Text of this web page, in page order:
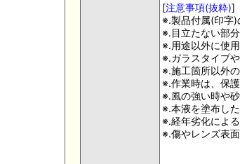
[注意事項(抜粋)]
※.製品付属(印字)
※.目立たない部
※.用途以外に使
※.ガラスタイプ
※.施工箇所以外
※.作業時は、保
※.風の強い時や
※.本液を塗布し
※.経年劣化によ
※.傷やレンズ表